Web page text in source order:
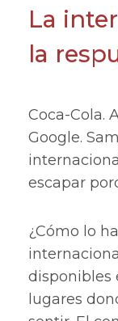
La
la
Coca-Cola.
Google.
escapar
¿Cómo lo
disponibles
lugares